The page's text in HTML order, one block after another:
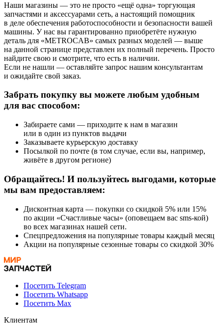
Наши магазины — это не просто «ещё одна» торгующая
запчастями и аксессуарами сеть, а настоящий помощник
в деле обеспечения работоспособности и безопасности вашей
машины. У нас вы гарантированно приобретёте нужную
деталь для «METROCAB» самых разных моделей — выше
на данной странице представлен их полный перечень. Просто
найдите свою и смотрите, что есть в наличии.
Если не нашли — оставляйте запрос нашим консультантам
и ожидайте свой заказ.
Забрать покупку вы можете любым удобным
для вас способом:
Забираете сами — приходите к нам в магазин
или в один из пунктов выдачи
Заказываете курьерскую доставку
Посылкой по почте (в том случае, если вы, например,
живёте в другом регионе)
Обращайтесь! И пользуйтесь выгодами, которые
мы вам предоставляем:
Дисконтная карта — покупки со скидкой 5% или 15%
по акции «Счастливые часы» (оповещаем вас sms-кой)
во всех магазинах нашей сети.
Спецпредложения на популярные товары каждый месяц
Акции на популярные сезонные товары со скидкой 30%
Посетить Telegram
Посетить Whatsapp
Посетить Max
Клиентам